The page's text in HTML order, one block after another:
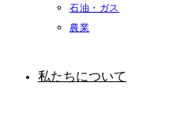
石油・ガス
農業
私たちについて